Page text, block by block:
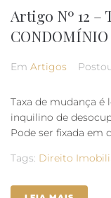
Artigo Nº 12 –
CONDOMÍNIO
Em Artigos
Taxa de mudança
inquilino de
Pode ser fixada em
Tags: Direito